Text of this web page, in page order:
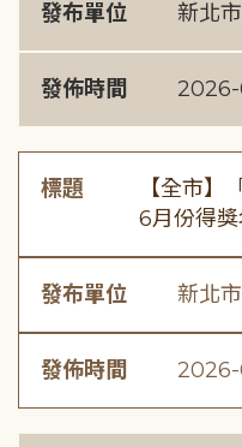
發布單位 新北
發佈時間 2026-
標題
【全市】
6月份得
發布單位 新北
發佈時間 2026-